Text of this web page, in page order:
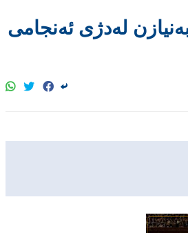
له‌دژی ئه‌نجامی